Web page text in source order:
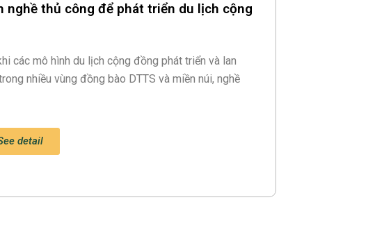
nghề thủ công để phát triển du lịch cộng
các mô hình du lịch cộng đồng phát triển và lan
nhiều vùng đồng bào DTTS và miền núi, nghề
detail